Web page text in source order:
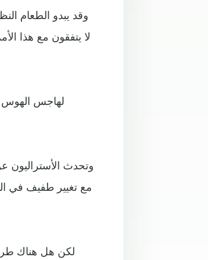
وقد يبدو الطعام
لا يتفقون مع هذا
وتحدث الأستراليون
مع تغيير طفيف في
لكن هل هناك